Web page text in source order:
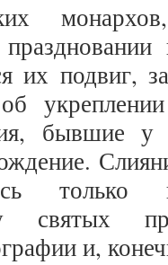
их подвиг,
бывшие
только
святых
и,